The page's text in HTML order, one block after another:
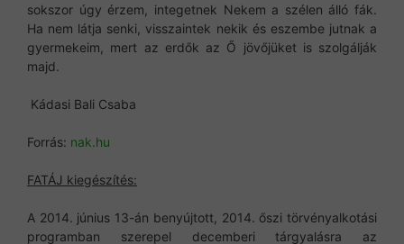
sokszor úgy érzem, integetnek Nekem a szélen álló fák.
Ha nem látja senki, visszaintek nekik és eszembe jutnak a
gyermekeim, mert az erdők az Ő jövőjüket is szolgálják
majd.
Kádasi Bali Csaba
Forrás: nak.hu
FATÁJ kiegészítés:
A 2014. június 13-án benyújtott, 2014. őszi törvényalkotási
programban szerepel decemberi tárgyalásra az